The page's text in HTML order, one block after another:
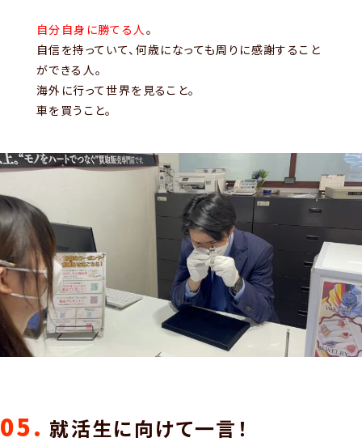
自分自身に勝てる人 。
自信を持っていて、何歳になっても周りに感謝すること
ができる人。
海外に行って世界を見ること。
車を買うこと。
05. 就活生に向けて一言！